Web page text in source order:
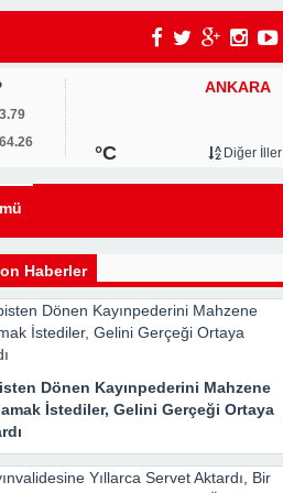
ANKARA
°C Diğer İller
Haberler
Dönen Kayınpederini Mahzene
İstediler, Gelini Gerçeği Ortaya